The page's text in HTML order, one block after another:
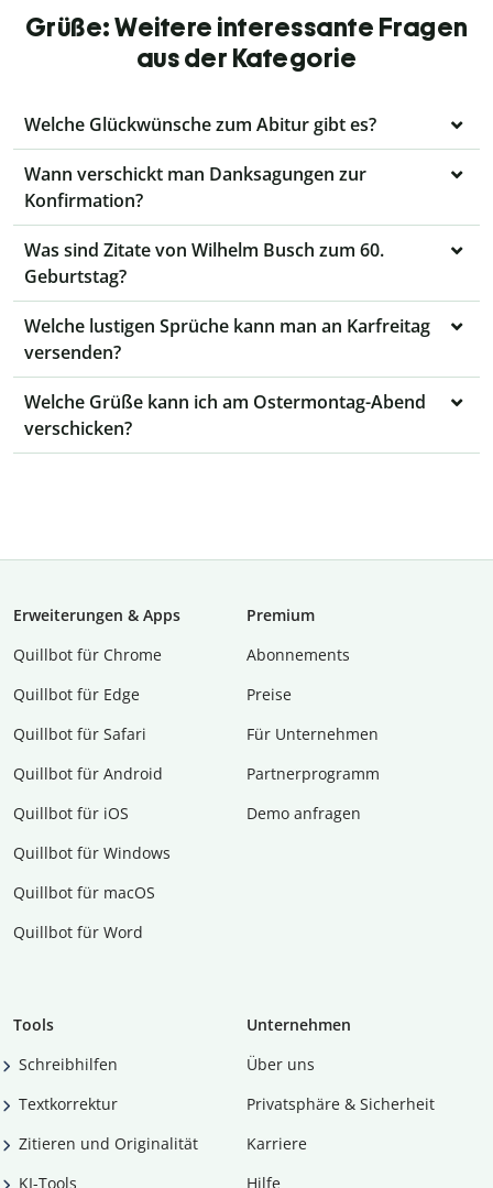
Grüße: Weitere interessante Fragen
aus der Kategorie
Welche Glückwünsche zum Abitur gibt es?
Wann verschickt man Danksagungen zur
Konfirmation?
Was sind Zitate von Wilhelm Busch zum 60.
Geburtstag?
Welche lustigen Sprüche kann man an Karfreitag
versenden?
Welche Grüße kann ich am Ostermontag-Abend
verschicken?
Erweiterungen & Apps
Quillbot für Chrome
Quillbot für Edge
Quillbot für Safari
Quillbot für Android
Quillbot für iOS
Quillbot für Windows
Quillbot für macOS
Quillbot für Word
Premium
Abon­ne­ments
Preise
Für Unternehmen
Partnerprogramm
Demo anfragen
Tools
Schreibhilfen
Textkorrektur
Zitieren und Originalität
KI-Tools
Unternehmen
Über uns
Privatsphäre & Sicherheit
Karriere
Hilfe